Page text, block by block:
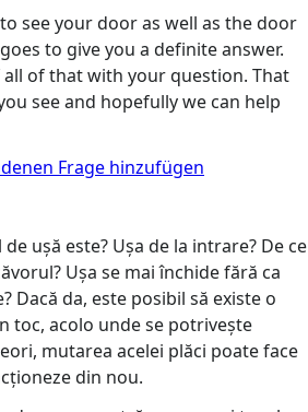
see your door as well as the door
to give you a definite answer.
of that with your question. That
see and hopefully we can help
Frage hinzufügen
de ușă este? Ușa de la intrare? De ce
Ușa se mai închide fără ca
Dacă da, este posibil să existe o
toc, acolo unde se potrivește
mutarea acelei plăci poate face
din nou.